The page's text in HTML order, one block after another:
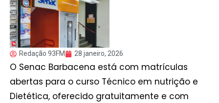
Redação 93FM 28 janeiro, 2026
O Senac Barbacena está com matrículas
abertas para o curso Técnico em nutrição e
Dietética, oferecido gratuitamente e com